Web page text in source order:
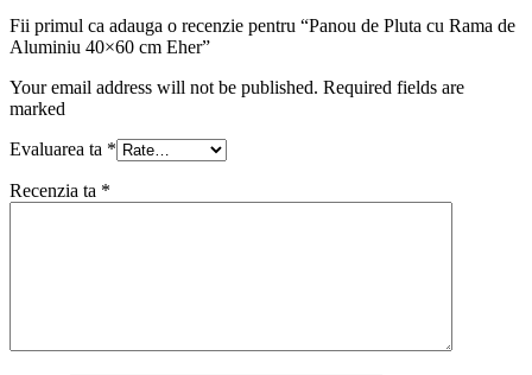
Fii primul ca adauga o recenzie pentru “Panou de Pluta cu Rama de
Aluminiu 40×60 cm Eher”
Your email address will not be published. Required fields are
marked
Evaluarea ta *
Recenzia ta *